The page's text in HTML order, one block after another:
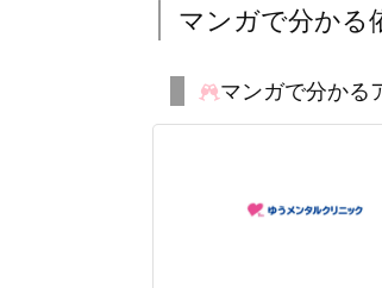
マンガで分かる
マンガで分かる